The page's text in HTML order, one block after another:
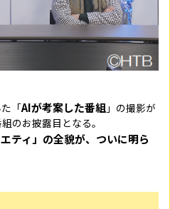
「AIが考案した番組 」の撮影が
のお披露目となる。
ティ」の全貌が、ついに明ら